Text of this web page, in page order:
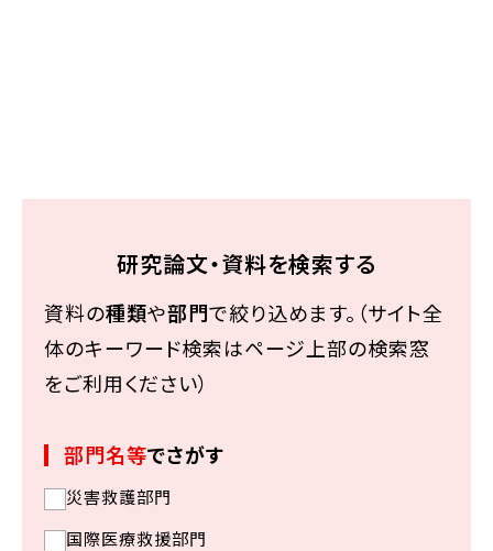
研究論文・資料を検索する
資料の種類や部門で絞り込めます。（サイト全
体のキーワード検索はページ上部の検索窓
をご利用ください）
部門名等でさがす
災害救護部門
国際医療救援部門